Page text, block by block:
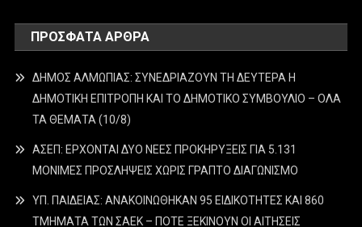
ΠΡΌΣΦΑΤΑ ΆΡΘΡΑ
ΔΗΜΟΣ ΑΛΜΩΠΙΑΣ: ΣΥΝΕΔΡΙΑΖΟΥΝ ΤΗ ΔΕΥΤΕΡΑ H
ΔΗΜΟΤΙΚΗ ΕΠΙΤΡΟΠΗ ΚΑΙ ΤΟ ΔΗΜΟΤΙΚΟ ΣΥΜΒΟΥΛΙΟ – ΟΛΑ
ΤΑ ΘΕΜΑΤΑ (10/8)
ΑΣΕΠ: ΕΡΧΟΝΤΑΙ ΔΥΟ ΝΕΕΣ ΠΡΟΚΗΡΥΞΕΙΣ ΓΙΑ 5.131
ΜΟΝΙΜΕΣ ΠΡΟΣΛΗΨΕΙΣ ΧΩΡΙΣ ΓΡΑΠΤΟ ΔΙΑΓΩΝΙΣΜΟ
ΥΠ. ΠΑΙΔΕΙΑΣ: ΑΝΑΚΟΙΝΩΘΗΚΑΝ 95 ΕΙΔΙΚΟΤΗΤΕΣ ΚΑΙ 860
ΤΜΗΜΑΤΑ ΤΩΝ ΣΑΕΚ – ΠΟΤΕ ΞΕΚΙΝΟΥΝ ΟΙ ΑΙΤΗΣΕΙΣ